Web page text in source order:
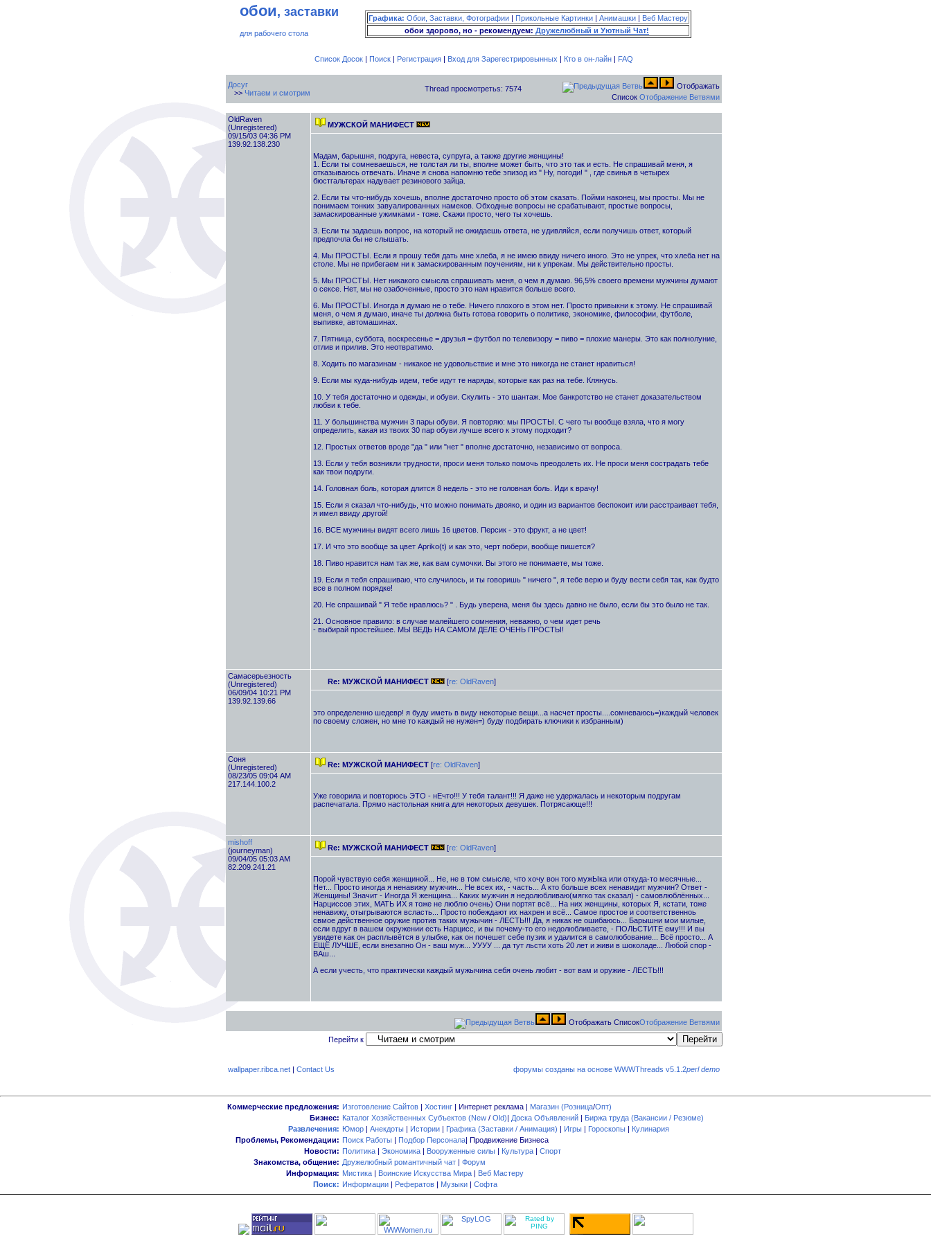
обои, заставки
для рабочего стола
Графика: Обои, Заставки, Фотографии | Прикольные Картинки | Анимашки | Веб Мастеру
обои здорово, но - рекомендуем: Дружелюбный и Уютный Чат!
Список Досок| Поиск| Регистрация| Вход для Зарегестрировынных | Кто в он-лайн| FAQ
Досуг
>> Читаем и смотрим Thread просмотретьs: 7574
Отображать
Список Отображение Ветвями
OldRaven
(Unregistered)
09/15/03 04:36 PM
139.92.138.230
МУЖСКОЙ МАНИФЕСТ
Мадам, барышня, подруга, невеста, супруга, а также другие женщины!
1. Если ты сомневаешься, не толстая ли ты, вполне может быть, что это так и есть. Не спрашивай меня, я
отказываюсь отвечать. Иначе я снова напомню тебе эпизод из " Ну, погоди! " , где свинья в четырех
бюстгальтерах надувает резинового зайца.
2. Если ты что-нибудь хочешь, вполне достаточно просто об этом сказать. Пойми наконец, мы просты. Мы не
понимаем тонких завуалированных намеков. Обходные вопросы не срабатывают, простые вопросы,
замаскированные ужимками - тоже. Скажи просто, чего ты хочешь.
3. Если ты задаешь вопрос, на который не ожидаешь ответа, не удивляйся, если получишь ответ, который
предпочла бы не слышать.
4. Мы ПРОСТЫ. Если я прошу тебя дать мне хлеба, я не имею ввиду ничего иного. Это не упрек, что хлеба нет на
столе. Мы не прибегаем ни к замаскированным поучениям, ни к упрекам. Мы действительно просты.
5. Мы ПРОСТЫ. Нет никакого смысла спрашивать меня, о чем я думаю. 96,5% своего времени мужчины думают
о сексе. Нет, мы не озабоченные, просто это нам нравится больше всего.
6. Мы ПРОСТЫ. Иногда я думаю не о тебе. Ничего плохого в этом нет. Просто привыкни к этому. Не спрашивай
меня, о чем я думаю, иначе ты должна быть готова говорить о политике, экономике, философии, футболе,
выпивке, автомашинах.
7. Пятница, суббота, воскресенье = друзья = футбол по телевизору = пиво = плохие манеры. Это как полнолуние,
отлив и прилив. Это неотвратимо.
8. Ходить по магазинам - никакое не удовольствие и мне это никогда не станет нравиться!
9. Если мы куда-нибудь идем, тебе идут те наряды, которые как раз на тебе. Клянусь.
10. У тебя достаточно и одежды, и обуви. Скулить - это шантаж. Мое банкротство не станет доказательством
любви к тебе.
11. У большинства мужчин 3 пары обуви. Я повторяю: мы ПРОСТЫ. С чего ты вообще взяла, что я могу
определить, какая из твоих 30 пар обуви лучше всего к этому подходит?
12. Простых ответов вроде "да " или "нет " вполне достаточно, независимо от вопроса.
13. Если у тебя возникли трудности, проси меня только помочь преодолеть их. Не проси меня сострадать тебе
как твои подруги.
14. Головная боль, которая длится 8 недель - это не головная боль. Иди к врачу!
15. Если я сказал что-нибудь, что можно понимать двояко, и один из вариантов беспокоит или расстраивает тебя,
я имел ввиду другой!
16. ВСЕ мужчины видят всего лишь 16 цветов. Персик - это фрукт, а не цвет!
17. И что это вообще за цвет Apriko(t) и как это, черт побери, вообще пишется?
18. Пиво нравится нам так же, как вам сумочки. Вы этого не понимаете, мы тоже.
19. Если я тебя спрашиваю, что случилось, и ты говоришь " ничего ", я тебе верю и буду вести себя так, как будто
все в полном порядке!
20. Не спрашивай " Я тебе нравлюсь? " . Будь уверена, меня бы здесь давно не было, если бы это было не так.
21. Основное правило: в случае малейшего сомнения, неважно, о чем идет речь
- выбирай простейшее. МЫ ВЕДЬ НА САМОМ ДЕЛЕ ОЧЕНЬ ПРОСТЫ!
Самасерьезность
(Unregistered)
06/09/04 10:21 PM
139.92.139.66
Re: МУЖСКОЙ МАНИФЕСТ [re: OldRaven]
это определенно шедевр! я буду иметь в виду некоторые вещи...а насчет просты....сомневаюсь=)каждый человек
по своему сложен, но мне то каждый не нужен=) буду подбирать ключики к избранным)
Соня
(Unregistered)
08/23/05 09:04 AM
217.144.100.2
Re: МУЖСКОЙ МАНИФЕСТ [re: OldRaven]
Уже говорила и повторюсь ЭТО - нЕчто!!! У тебя талант!!! Я даже не удержалась и некоторым подругам
распечатала. Прямо настольная книга для некоторых девушек. Потрясающе!!!
mishoff
(journeyman)
09/04/05 05:03 AM
82.209.241.21
Re: МУЖСКОЙ МАНИФЕСТ [re: OldRaven]
Порой чувствую себя женщиной... Не, не в том смысле, что хочу вон того мужЫка или откуда-то месячные...
Нет... Просто иногда я ненавижу мужчин... Не всех их, - часть... А кто больше всех ненавидит мужчин? Ответ -
Женщины! Значит - Иногда Я женщина... Каких мужчин я недолюбливаю(мягко так сказал) - самовлюблённых...
Нарциссов этих, МАТЬ ИХ я тоже не люблю очень) Они портят всё... На них женщины, которых Я, кстати, тоже
ненавижу, отыгрываются всласть... Просто побеждают их нахрен и всё... Самое простое и соответственноь
свмое действенное оружие против таких мужычин - ЛЕСТЬ!!! Да, я никак не ошибаюсь... Барышни мои милые,
если вдруг в вашем окружении есть Нарцисс, и вы почему-то его недолюбливаете, - ПОЛЬСТИТЕ ему!!! И вы
увидете как он расплывётся в улыбке, как он почешет себе пузик и удалится в самолюбование... Всё просто... А
ЕЩЁ ЛУЧШЕ, если внезапно Он - ваш муж... УУУУ ... да тут льсти хоть 20 лет и живи в шоколаде... Любой спор -
ВАш...
А если учесть, что практически каждый мужычина себя очень любит - вот вам и оружие - ЛЕСТЬ!!!
Отображать СписокОтображение Ветвями
Перейти к
wallpaper.ribca.net| Contact Us форумы созданы на основе WWWThreads v5.1.2perl demo
Коммерческие предложения: Изготовление Сайтов | Хостинг | Интернет реклама | Магазин (Розница/Опт)
Бизнес: Каталог Хозяйственных Субъектов (New / Old)| Доска Объявлений | Биржа труда (Вакансии / Резюме)
Развлечения: Юмор | Анекдоты | Истории | Графика (Заставки / Анимация) | Игры | Гороскопы | Кулинария
Проблемы, Рекомендации: Поиск Работы | Подбор Персонала| Продвижение Бизнеса
Новости: Политика | Экономика | Вооруженные силы | Культура | Спорт
Знакомства, общение: Дружелюбный романтичный чат | Форум
Информация: Мистика | Воинские Искусства Мира | Веб Мастеру
Поиск: Информации | Рефератов | Музыки | Софта